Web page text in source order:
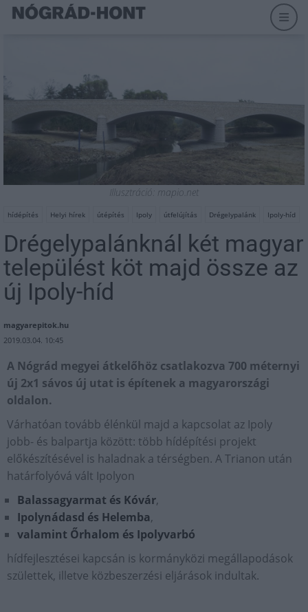
Illusztráció: mapio.net
hídépítés Helyi hírek útépítés Ipoly útfelújítás Drégelypalánk Ipoly-híd
Drégelypalánknál két magyar
települést köt majd össze az
új Ipoly-híd
magyarepitok.hu
2019.03.04. 10:45
A Nógrád megyei átkelőhöz csatlakozva 700 méternyi
új 2x1 sávos új utat is építenek a magyarországi
oldalon.
Várhatóan tovább élénkül majd a kapcsolat az Ipoly
jobb- és balpartja között: több hídépítési projekt
előkészítésével is haladnak a térségben. A Trianon után
határfolyóvá vált Ipolyon
Balassagyarmat és Kóvár,
Ipolynádasd és Helemba,
valamint Őrhalom és Ipolyvarbó
hídfejlesztései kapcsán is kormányközi megállapodások
születtek, illetve közbeszerzési eljárások indultak.